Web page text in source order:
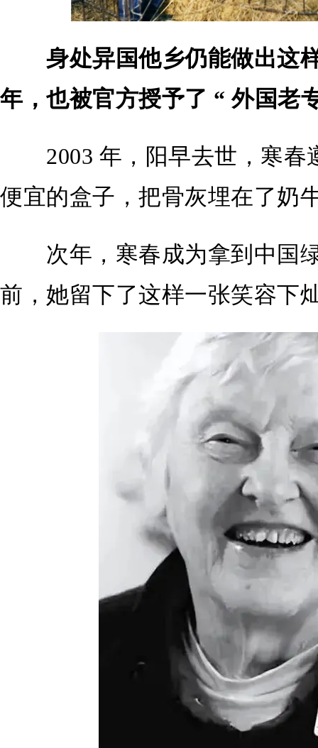
身处异国他乡仍能做出这
年，也被官方授予了 “ 外国老
2003 年，阳早去世，寒春
便宜的盒子，把骨灰埋在了奶
次年，寒春成为拿到中国
前，她留下了这样一张笑容下